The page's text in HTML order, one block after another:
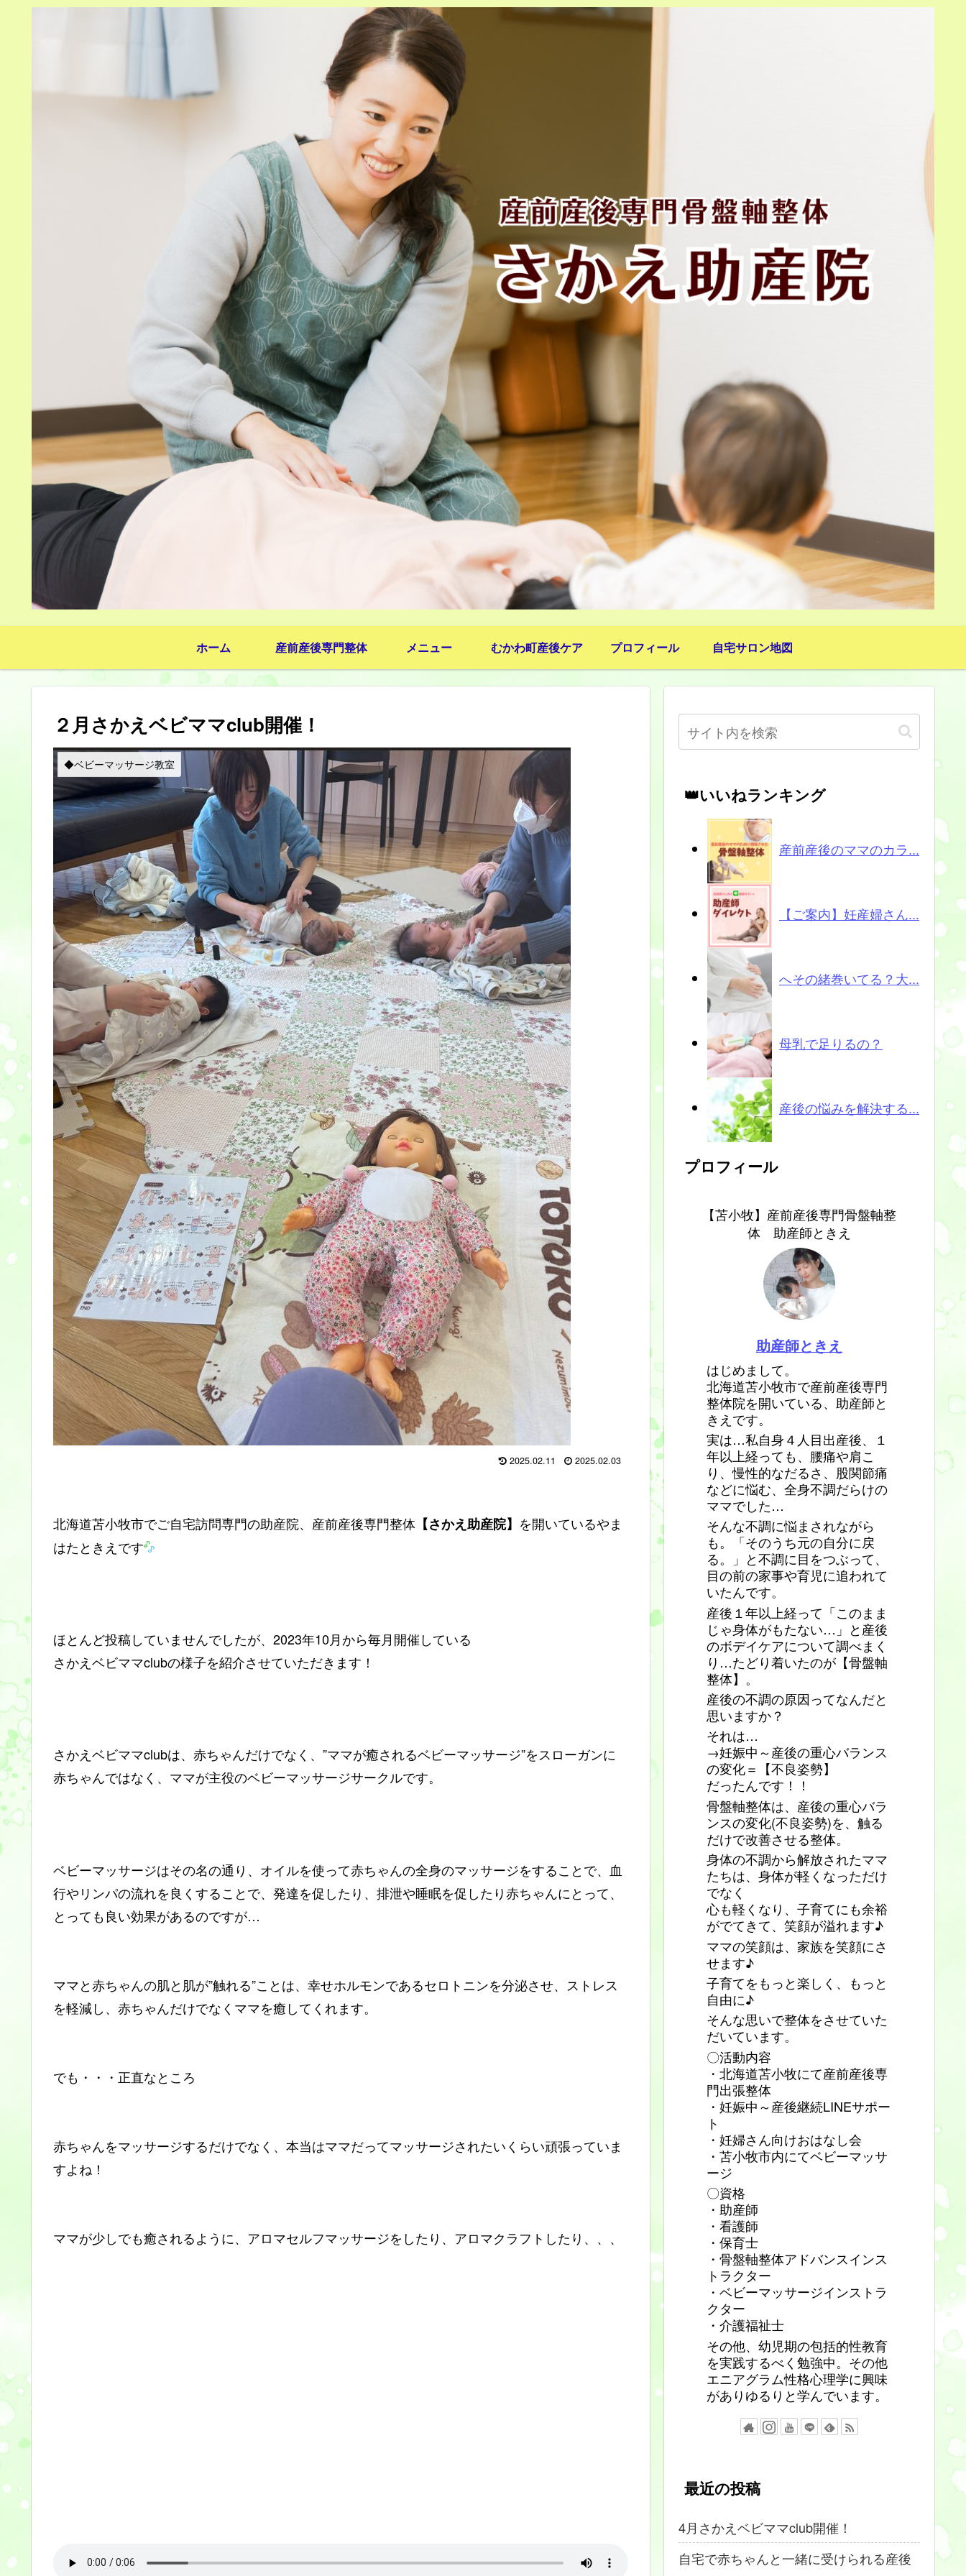
ホーム 産前産後専門整体 メニュー むかわ町産後ケア プロフィール 自宅サロン地図
２月さかえベビママclub開催！
◆ベビーマッサージ教室
2025.02.11 2025.02.03
北海道苫小牧市でご自宅訪問専門の助産院、産前産後専門整体 【さかえ助産院】 を開いているやま
はたときえです
ほとんど投稿していませんでしたが、2023年10月から毎月開催している
さかえベビママclubの様子を紹介させていただきます！
さかえベビママclubは、赤ちゃんだけでなく、”ママが癒されるベビーマッサージ”をスローガンに
赤ちゃんではなく、ママが主役のベビーマッサージサークルです。
ベビーマッサージはその名の通り、オイルを使って赤ちゃんの全身のマッサージをすることで、血
行やリンパの流れを良くすることで、発達を促したり、排泄や睡眠を促したり赤ちゃんにとって、
とっても良い効果があるのですが…
ママと赤ちゃんの肌と肌が”触れる”ことは、幸せホルモンであるセロトニンを分泌させ、ストレス
を軽減し、赤ちゃんだけでなくママを癒してくれます。
でも・・・正直なところ
赤ちゃんをマッサージするだけでなく、本当はママだってマッサージされたいくらい頑張っていま
すよね！
ママが少しでも癒されるように、アロマセルフマッサージをしたり、アロマクラフトしたり、、、
👑いいねランキング
産前産後のママのカラ...
【ご案内】妊産婦さん...
へその緒巻いてる？大...
母乳で足りるの？
産後の悩みを解決する...
プロフィール
【苫小牧】産前産後専門骨盤軸整
体 助産師ときえ
助産師ときえ
はじめまして。
北海道苫小牧市で産前産後専門
整体院を開いている、助産師と
きえです。
実は…私自身４人目出産後、１
年以上経っても、腰痛や肩こ
り、慢性的なだるさ、股関節痛
などに悩む、全身不調だらけの
ママでした…
そんな不調に悩まされながら
も。「そのうち元の自分に戻
る。」と不調に目をつぶって、
目の前の家事や育児に追われて
いたんです。
産後１年以上経って「このまま
じゃ身体がもたない…」と産後
のボデイケアについて調べまく
り…たどり着いたのが【骨盤軸
整体】。
産後の不調の原因ってなんだと
思いますか？
それは…
→妊娠中～産後の重心バランス
の変化＝【不良姿勢】
だったんです！！
骨盤軸整体は、産後の重心バラ
ンスの変化(不良姿勢)を、触る
だけで改善させる整体。
身体の不調から解放されたママ
たちは、身体が軽くなっただけ
でなく
心も軽くなり、子育てにも余裕
がでてきて、笑顔が溢れます♪
ママの笑顔は、家族を笑顔にさ
せます♪
子育てをもっと楽しく、もっと
自由に♪
そんな思いで整体をさせていた
だいています。
〇活動内容
・北海道苫小牧にて産前産後専
門出張整体
・妊娠中～産後継続LINEサポー
ト
・妊婦さん向けおはなし会
・苫小牧市内にてベビーマッサ
ージ
〇資格
・助産師
・看護師
・保育士
・骨盤軸整体アドバンスインス
トラクター
・ベビーマッサージインストラ
クター
・介護福祉士
その他、幼児期の包括的性教育
を実践するべく勉強中。その他
エニアグラム性格心理学に興味
がありゆるりと学んでいます。
最近の投稿
4月さかえベビママclub開催！
自宅で赤ちゃんと一緒に受けられる産後